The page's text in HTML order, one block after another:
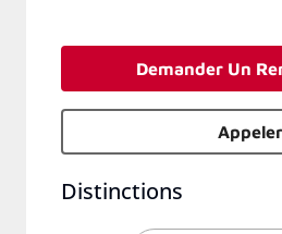
Demander Un
Appeler
Distinctions